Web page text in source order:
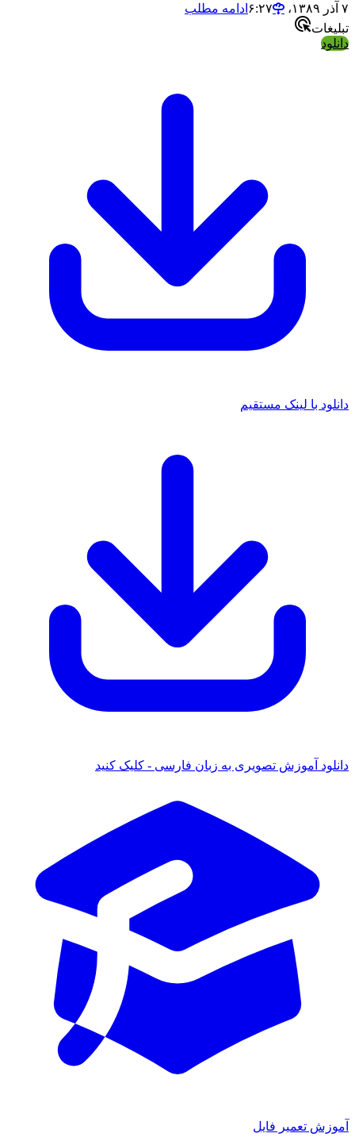
۷ آذر ۱۳۸۹،‏ ۶:۲۷
ادامه مطلب
تبلیغات
دانلود
دانلود با لینک مستقیم
دانلود آموزش تصویری به زبان فارسی - کلیک کنید
آموزش تعمیر فایل